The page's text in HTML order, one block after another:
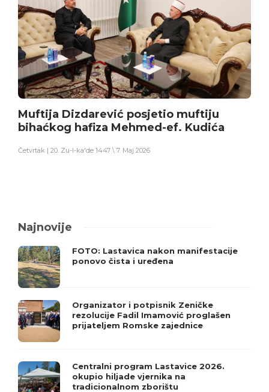
Muftija Dizdarević posjetio muftiju
bihaćkog hafiza Mehmed-ef. Kudića
Četvrtak | 20. Zu-l-ka'de 1447 \ 7. Maj 2026
Najnovije
FOTO: Lastavica nakon manifestacije
ponovo čista i uređena
Organizator i potpisnik Zeničke
rezolucije Fadil Imamović proglašen
prijateljem Romske zajednice
Centralni program Lastavice 2026.
okupio hiljade vjernika na
tradicionalnom zborištu